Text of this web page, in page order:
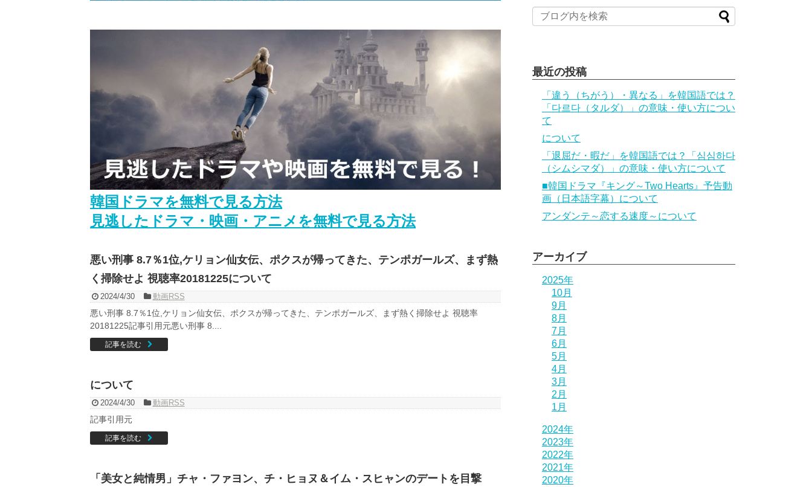
「ライフ・ オン・ マーズ」2019年11月2日TSUTAYAにて先行レンタル開始！
ユン・ギュンサン、番組にも登場した愛猫が急死…イ・ソンギョンら同僚芸能人から慰めの言葉が続々 – Taka
キム・レウォンの影絵遊び！？「黒騎士～永遠の約束～」メイキングを一部公開（DVD-SET2特典映像より）
Powered by livedoor 相互RSS
チョ・ヒョンジェ 조현재 九尾狐外伝 制作発表会
【裏芸能】キムユジョンの熱愛彼氏はあの大物俳優
キム・ユジョン、美しいセルフショットで近況を伝える“会いたいでしょ？” Big News TV
キム・ユジョン、新ドラマ「まず熱く掃除せよ」に出演確定…“台本を見た瞬間惹かれた” 20180123
幻の王女チャミョンゴ エンディング
YUCHUN ♥ LOVE 15 「成均館 5話」
[Fan MV]七日の王妃(7일의 왕비)OST – 정기고 (Junggigo) – 그리고 그려도 (Miss You In My Heart)
俳優カン・ギヨン、突然の熱愛宣言…「キム秘書がなぜそうか」出演で話題 Big News TV
Powered by livedoor 相互RSS
韓国ドラマを無料で見る方法
見逃したドラマ・映画・アニメを無料で見る方法
悪い刑事 8.7％1位,ケリョン仙女伝、ポクスが帰ってきた、テンポガールズ、まず熱
く掃除せよ 視聴率20181225について
2024/4/30 動画RSS
悪い刑事 8.7％1位,ケリョン仙女伝、ポクスが帰ってきた、テンポガールズ、まず熱く掃除せよ 視聴率
20181225記事引用元悪い刑事 8....
記事を読む
について
2024/4/30 動画RSS
記事引用元
記事を読む
「美女と純情男」チャ・ファヨン、チ・ヒョヌ＆イム・スヒャンのデートを目撃
最近の投稿
「違う（ちがう）・異なる」を韓国語では？
「다르다（タルダ）」の意味・使い方につい
て
について
「退屈だ・暇だ」を韓国語では？「심심하다
（シムシマダ）」の意味・使い方について
■韓国ドラマ『キング～Two Hearts』予告動
画（日本語字幕）について
アンダンテ～恋する速度～について
アーカイブ
2025年
10月
9月
8月
7月
6月
5月
4月
3月
2月
1月
2024年
2023年
2022年
2021年
2020年